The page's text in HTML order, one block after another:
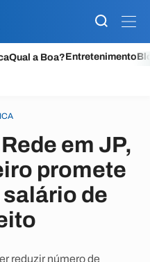
Qual a Boa?Entretenimento
em JP,
promete
de
reduzir número de